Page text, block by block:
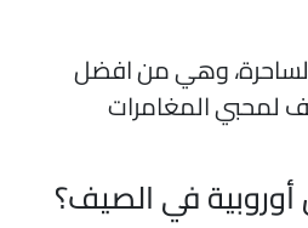
وهي من افضل
المغامرات
في الصيف؟